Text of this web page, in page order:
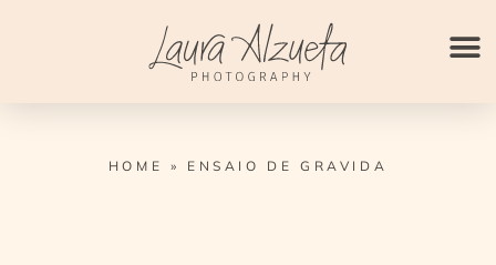
HOME » ENSAIO DE GRAVIDA